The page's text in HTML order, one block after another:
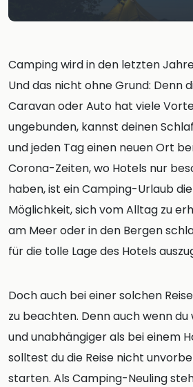
Camping wird in den letzten
Und das nicht ohne Grund: Denn
Caravan oder Auto hat viele
ungebunden, kannst deinen
und jeden Tag einen neuen Ort
Corona-Zeiten, wo Hotels nur
haben, ist ein Camping-Urlaub
Möglichkeit, sich vom Alltag zu
am Meer oder in den Bergen
für die tolle Lage des Hotels
Doch auch bei einer solchen
zu beachten. Denn auch wenn
und unabhängiger als bei einem
solltest du die Reise nicht
starten. Als Camping-Neuling